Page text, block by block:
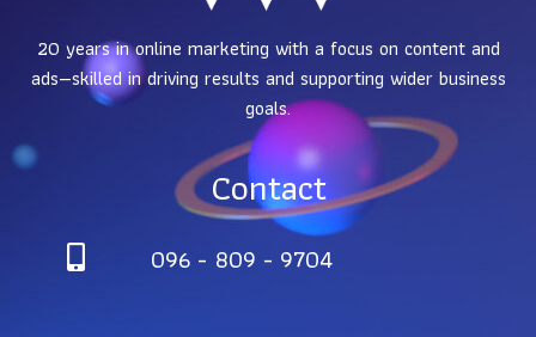
20 years in online marketing with a focus on content and
ads—skilled in driving results and supporting wider business
goals.
Contact
096 - 809 - 9704